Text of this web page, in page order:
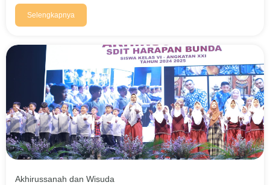
Selengkapnya
Akhirussanah dan Wisuda